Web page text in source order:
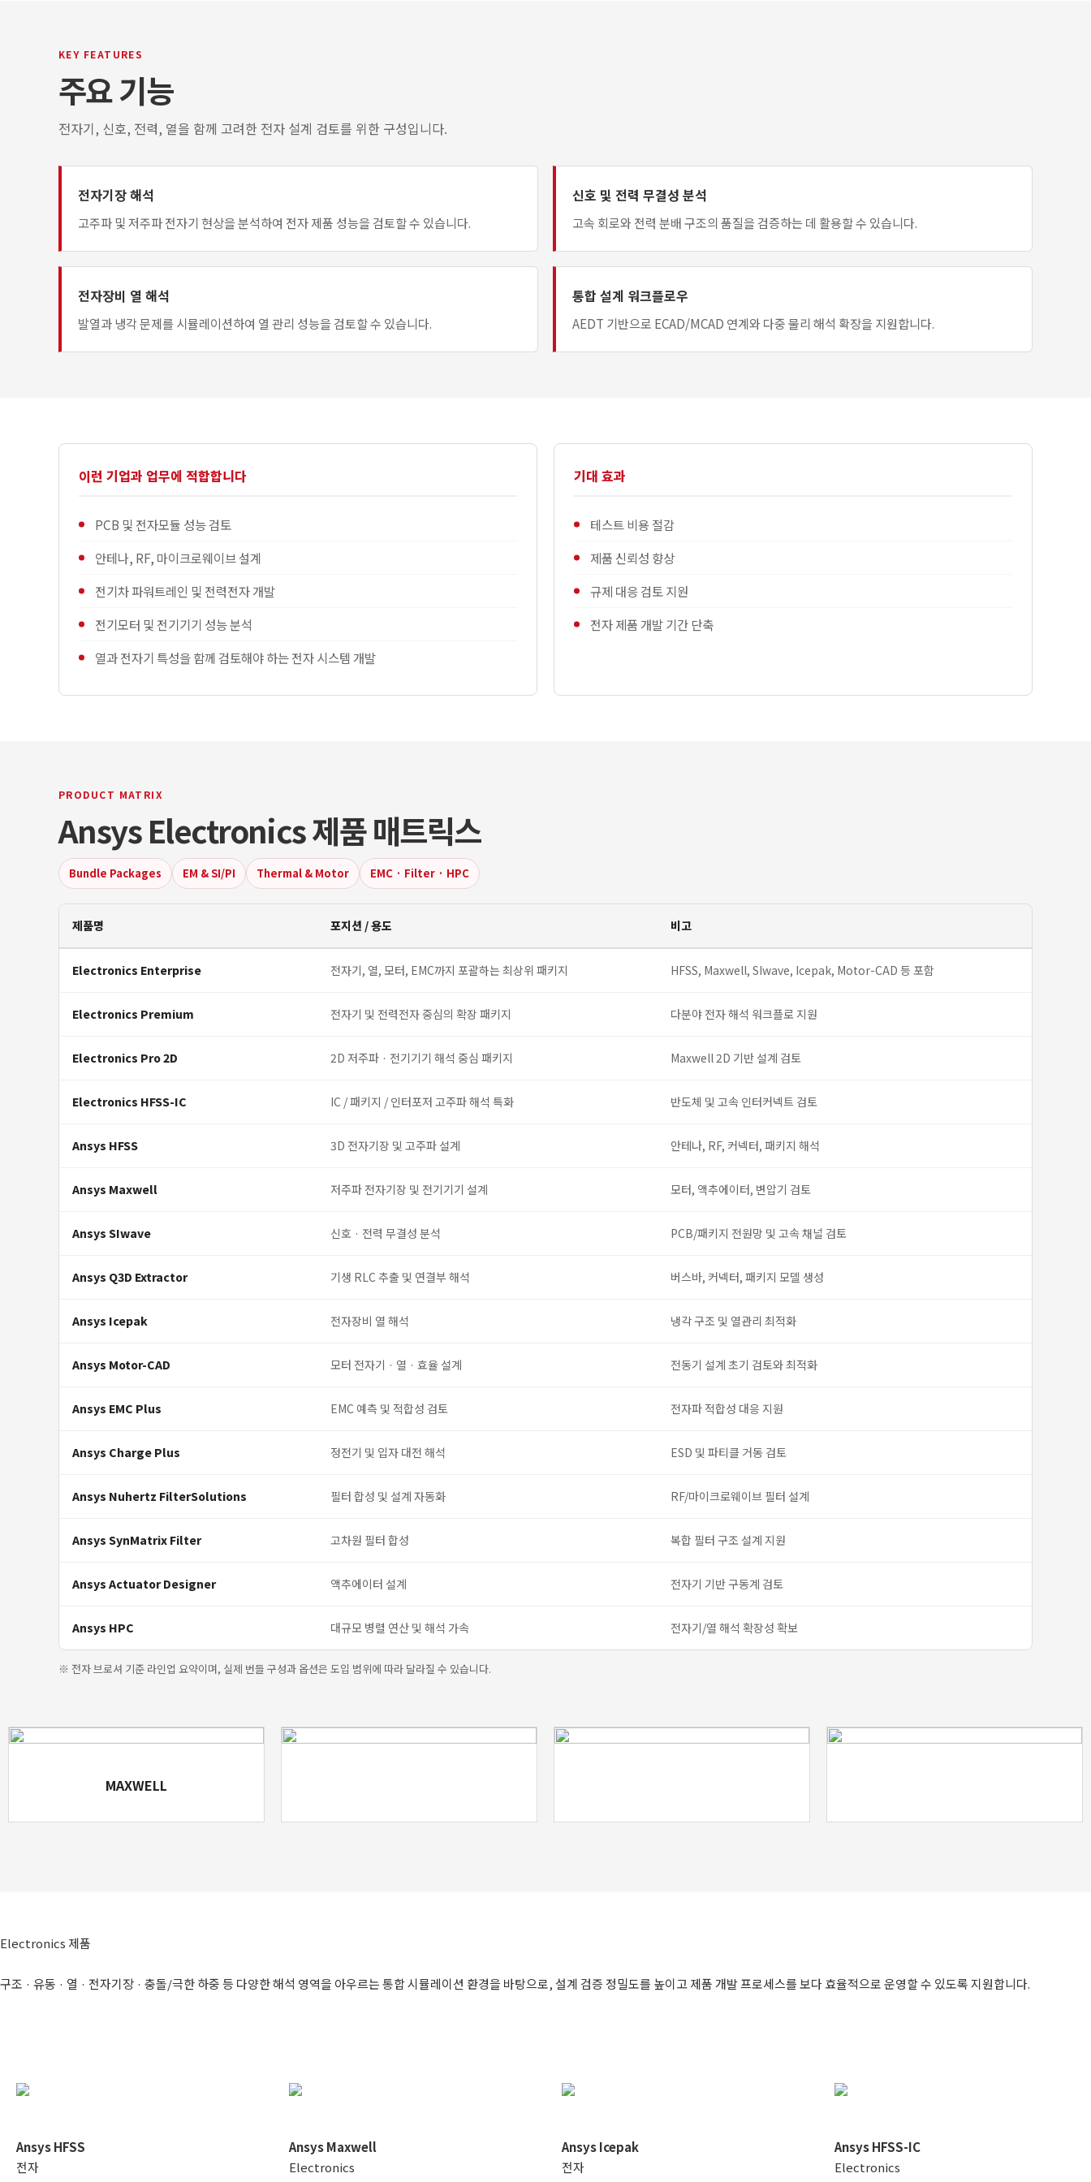
KEY FEATURES
주요 기능
전자기, 신호, 전력, 열을 함께 고려한 전자 설계 검토를 위한 구성입니다.
전자기장 해석
고주파 및 저주파 전자기 현상을 분석하여 전자 제품 성능을 검토할 수 있습니다.
신호 및 전력 무결성 분석
고속 회로와 전력 분배 구조의 품질을 검증하는 데 활용할 수 있습니다.
전자장비 열 해석
발열과 냉각 문제를 시뮬레이션하여 열 관리 성능을 검토할 수 있습니다.
통합 설계 워크플로우
AEDT 기반으로 ECAD/MCAD 연계와 다중 물리 해석 확장을 지원합니다.
이런 기업과 업무에 적합합니다
PCB 및 전자모듈 성능 검토
안테나, RF, 마이크로웨이브 설계
전기차 파워트레인 및 전력전자 개발
전기모터 및 전기기기 성능 분석
열과 전자기 특성을 함께 검토해야 하는 전자 시스템 개발
기대 효과
테스트 비용 절감
제품 신뢰성 향상
규제 대응 검토 지원
전자 제품 개발 기간 단축
PRODUCT MATRIX
Ansys Electronics 제품 매트릭스
Bundle Packages EM & SI/PI Thermal & Motor EMC · Filter · HPC
제품명 포지션 / 용도 비고
Electronics Enterprise 전자기, 열, 모터, EMC까지 포괄하는 최상위 패키지 HFSS, Maxwell, SIwave, Icepak, Motor-CAD 등 포함
Electronics Premium 전자기 및 전력전자 중심의 확장 패키지 다분야 전자 해석 워크플로 지원
Electronics Pro 2D 2D 저주파 · 전기기기 해석 중심 패키지 Maxwell 2D 기반 설계 검토
Electronics HFSS-IC IC / 패키지 / 인터포저 고주파 해석 특화 반도체 및 고속 인터커넥트 검토
Ansys HFSS 3D 전자기장 및 고주파 설계 안테나, RF, 커넥터, 패키지 해석
Ansys Maxwell 저주파 전자기장 및 전기기기 설계 모터, 액추에이터, 변압기 검토
Ansys SIwave 신호 · 전력 무결성 분석 PCB/패키지 전원망 및 고속 채널 검토
Ansys Q3D Extractor 기생 RLC 추출 및 연결부 해석 버스바, 커넥터, 패키지 모델 생성
Ansys Icepak 전자장비 열 해석 냉각 구조 및 열관리 최적화
Ansys Motor-CAD 모터 전자기 · 열 · 효율 설계 전동기 설계 초기 검토와 최적화
Ansys EMC Plus EMC 예측 및 적합성 검토 전자파 적합성 대응 지원
Ansys Charge Plus 정전기 및 입자 대전 해석 ESD 및 파티클 거동 검토
Ansys Nuhertz FilterSolutions 필터 합성 및 설계 자동화 RF/마이크로웨이브 필터 설계
Ansys SynMatrix Filter 고차원 필터 합성 복합 필터 구조 설계 지원
Ansys Actuator Designer 액추에이터 설계 전자기 기반 구동계 검토
Ansys HPC 대규모 병렬 연산 및 해석 가속 전자기/열 해석 확장성 확보
※ 전자 브로셔 기준 라인업 요약이며, 실제 번들 구성과 옵션은 도입 범위에 따라 달라질 수 있습니다.
MAXWELL
Electronics 제품
구조 · 유동 · 열 · 전자기장 · 충돌/극한 하중 등 다양한 해석 영역을 아우르는 통합 시뮬레이션 환경을 바탕으로, 설계 검증 정밀도를 높이고 제품 개발 프로세스를 보다 효율적으로 운영할 수 있도록 지원합니다.
Ansys HFSS
전자
Ansys Maxwell
Electronics
Ansys Icepak
전자
Ansys HFSS-IC
Electronics